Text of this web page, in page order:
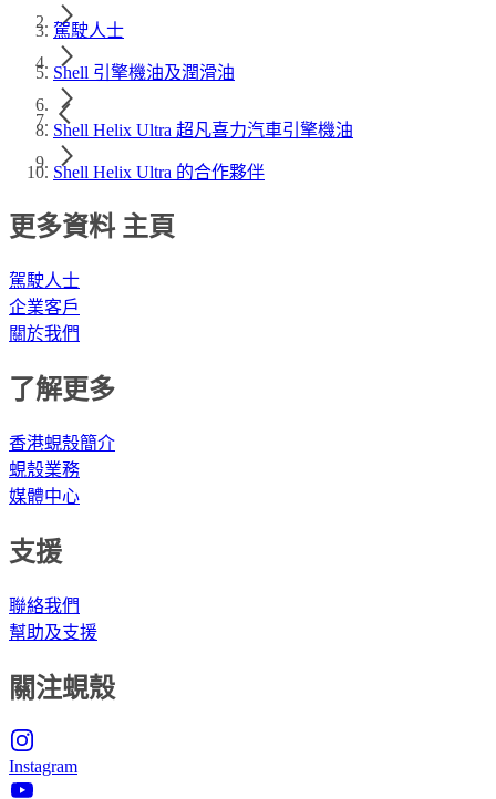
駕駛人士
Shell 引擎機油及潤滑油
Shell Helix Ultra 超凡喜力汽車引擎機油
Shell Helix Ultra 的合作夥伴
更多資料 主頁
駕駛人士
企業客戶
關於我們
了解更多
香港蜆殼簡介
蜆殼業務
媒體中心
支援
聯絡我們
幫助及支援
關注蜆殼
Instagram